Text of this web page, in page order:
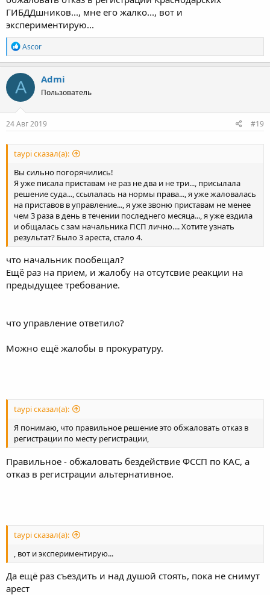
ГИБДДшников..., мне его жалко..., вот и
экспериментирую...
Р
е
а
к
ц
и
и
:
Ascor
A Admi
Пользователь
24 Авг 2019 #19
taypi сказал(а):
Вы сильно погорячились!
Я уже писала приставам не раз не два и не три..., присылала
решение суда..., ссылалась на нормы права..., я уже жаловалась
на приставов в управление..., я уже звоню приставам не менее
чем 3 раза в день в течении последнего месяца..., я уже ездила
и общалась с зам начальника ПСП лично.... Хотите узнать
результат? Было 3 ареста, стало 4.
что начальник пообещал?
Ещё раз на прием, и жалобу на отсутсвие реакции на
предыдущее требование.
что управление ответило?
Можно ещё жалобы в прокуратуру.
taypi сказал(а):
Я понимаю, что правильное решение это обжаловать отказ в
регистрации по месту регистрации,
Правильное - обжаловать бездействие ФССП по КАС, а
отказ в регистрации альтернативное.
taypi сказал(а):
, вот и экспериментирую...
Да ещё раз съездить и над душой стоять, пока не снимут
арест